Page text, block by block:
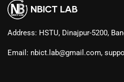
Address: HSTU, Dinajpur-5200,
Email: nbict.lab@gmail.com,